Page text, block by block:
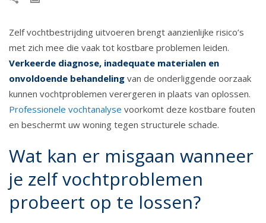
Zelf vochtbestrijding uitvoeren brengt aanzienlijke risico’s
met zich mee die vaak tot kostbare problemen leiden.
Verkeerde diagnose, inadequate materialen en
onvoldoende behandeling van de onderliggende oorzaak
kunnen vochtproblemen verergeren in plaats van oplossen.
Professionele vochtanalyse voorkomt deze kostbare fouten
en beschermt uw woning tegen structurele schade.
Wat kan er misgaan wanneer
je zelf vochtproblemen
probeert op te lossen?